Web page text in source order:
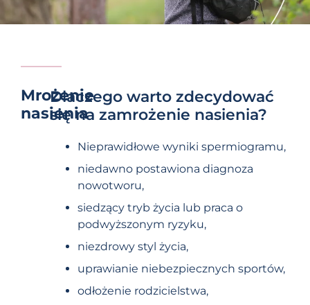
Mrożenie
nasienia
Dlaczego warto zdecydować
się na zamrożenie nasienia?
Nieprawidłowe wyniki spermiogramu,
niedawno postawiona diagnoza
nowotworu,
siedzący tryb życia lub praca o
podwyższonym ryzyku,
niezdrowy styl życia,
uprawianie niebezpiecznych sportów,
odłożenie rodzicielstwa,